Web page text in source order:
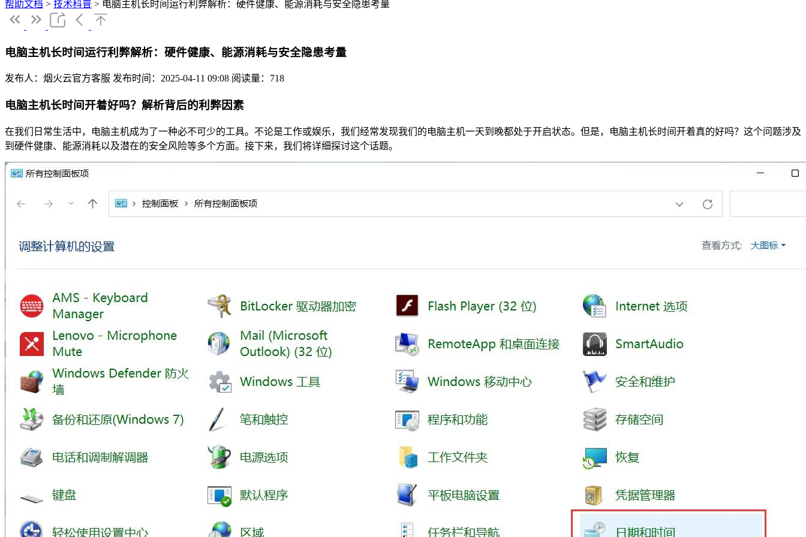
帮助文档 > 技术科普 > 电脑主机长时间运行利弊解析：硬件健康、能源消耗与安全隐患考量
电脑主机长时间运行利弊解析：硬件健康、能源消耗与安全隐患考量
发布人：烟火云官方客服 发布时间：2025-04-11 09:08 阅读量：718
电脑主机长时间开着好吗？解析背后的利弊因素
在我们日常生活中，电脑主机成为了一种必不可少的工具。不论是工作或娱乐，我们经常发现我们的电脑主机一天到晚都处于开启状态。但是，电脑主机长时间开着真的好吗？这个问题涉及
到硬件健康、能源消耗以及潜在的安全风险等多个方面。接下来，我们将详细探讨这个话题。